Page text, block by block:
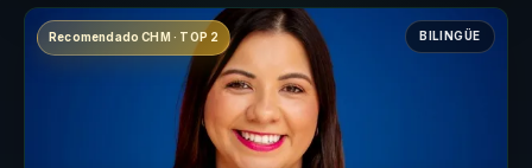
Recomendado CHM · TOP 2 BILINGÜE